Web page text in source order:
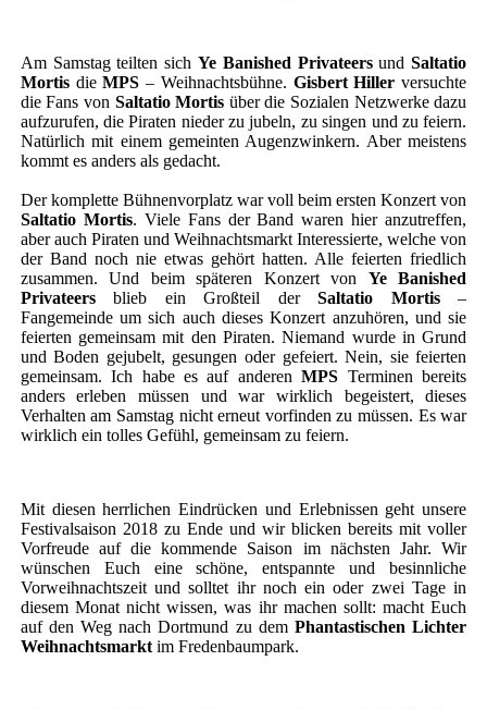
Am Samstag teilten sich Ye Banished PrivateersundSaltatio
MortisdieMPS – Weihnachtsbühne. Gisbert Hiller versuchte
die Fans von Saltatio Mortis über die Sozialen Netzwerke dazu
aufzurufen, die Piraten nieder zu jubeln, zu singen und zu feiern.
Natürlich mit einem gemeinten Augenzwinkern. Aber meistens
kommt es anders als gedacht.
Der komplette Bühnenvorplatz war voll beim ersten Konzert von
Saltatio Mortis. Viele Fans der Band waren hier anzutreffen,
aber auch Piraten und Weihnachtsmarkt Interessierte, welche von
der Band noch nie etwas gehört hatten. Alle feierten friedlich
zusammen. Und beim späteren Konzert von Ye Banished
Privateersblieb ein Großteil derSaltatio Mortis–
Fangemeinde um sich auch dieses Konzert anzuhören, und sie
feierten gemeinsam mit den Piraten. Niemand wurde in Grund
und Boden gejubelt, gesungen oder gefeiert. Nein, sie feierten
gemeinsam. Ich habe es auf anderenMPS Terminen bereits
anders erleben müssen und war wirklich begeistert, dieses
Verhalten am Samstag nicht erneut vorfinden zu müssen. Es war
wirklich ein tolles Gefühl, gemeinsam zu feiern.
Mit diesen herrlichen Eindrücken und Erlebnissen geht unsere
Festivalsaison 2018 zu Ende und wir blicken bereits mit voller
Vorfreude auf die kommende Saison im nächsten Jahr. Wir
wünschen Euch eine schöne, entspannte und besinnliche
Vorweihnachtszeit und solltet ihr noch ein oder zwei Tage in
diesem Monat nicht wissen, was ihr machen sollt: macht Euch
auf den Weg nach Dortmund zu demPhantastischen Lichter
Weihnachtsmarktim Fredenbaumpark.